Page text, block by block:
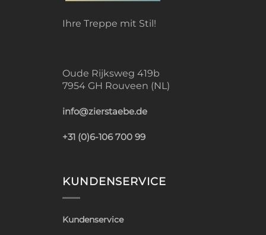
Ihre Treppe mit Stil!
Oude Rijksweg 419b
7954 GH Rouveen (NL)
info@zierstaebe.de
+31 (0)6-106 700 99
KUNDENSERVICE
Kundenservice